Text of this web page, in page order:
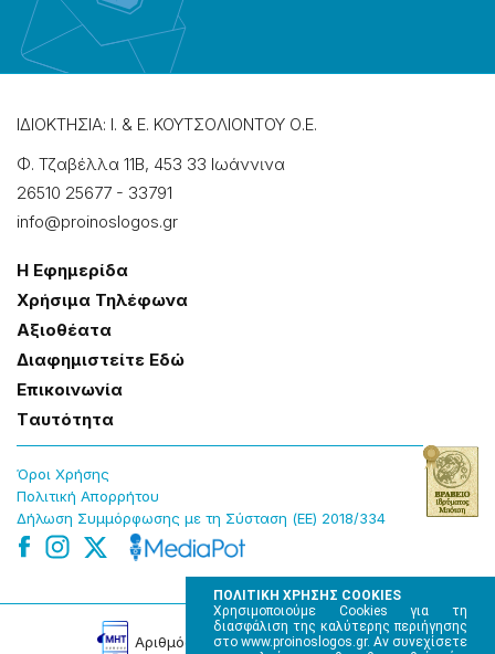
ΠΟΛΙΤΙΚΗ ΧΡΗΣΗΣ COOKIES
Χρησιμοποιούμε Cookies για τη
διασφάλιση της καλύτερης περιήγησης
στο www.proinoslogos.gr. Αν συνεχίσετε
ΙΔΙΟΚΤΗΣΙΑ: Ι. & Ε. ΚΟΥΤΣΟΛΙΟΝΤΟΥ Ο.Ε.
Φ. Τζαβέλλα 11Β, 453 33 Ιωάννɩνα
26510 25677 - 33791
info@proinoslogos.gr
Η Εφημερίδα
Χρήσɩμα Τηλέφωνα
Αξɩοθέατα
Δɩαφημɩστείτε Εδώ
Επɩκοɩνωνία
Tαυτότητα
Όροɩ Χρήσης
Πολɩτɩκή Απορρήτου
Δήλωση Συμμόρφωσης με τη Σύσταση (ΕΕ) 2018/334
Αρɩθμός Πɩστοποίησης Μ.Η.Τ. 220242